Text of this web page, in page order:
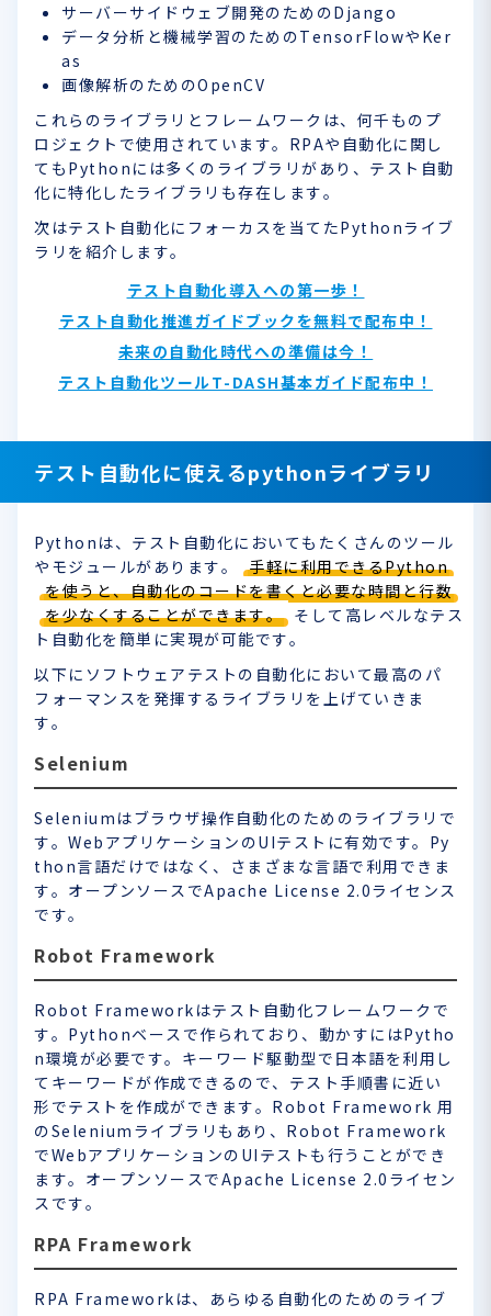
サーバーサイドウェブ開発のためのDjango
データ分析と機械学習のためのTensorFlowやKer
as
画像解析のためのOpenCV
これらのライブラリとフレームワークは、何千ものプ
ロジェクトで使用されています。RPAや自動化に関し
てもPythonには多くのライブラリがあり、テスト自動
化に特化したライブラリも存在します。
次はテスト自動化にフォーカスを当てたPythonライブ
ラリを紹介します。
テスト自動化導入への第一歩！
テスト自動化推進ガイドブックを無料で配布中！
未来の自動化時代への準備は今！
テスト自動化ツールT-DASH基本ガイド配布中！
テスト自動化に使えるpythonライブラリ
Pythonは、テスト自動化においてもたくさんのツール
やモジュールがあります。
手軽に利用できるPython
を使うと、自動化のコードを書くと必要な時間と行数
を少なくすることができます。 そして高レベルなテス
ト自動化を簡単に実現が可能です。
以下にソフトウェアテストの自動化において最高のパ
フォーマンスを発揮するライブラリを上げていきま
す。
Selenium
Seleniumはブラウザ操作自動化のためのライブラリで
す。WebアプリケーションのUIテストに有効です。Py
thon言語だけではなく、さまざまな言語で利用できま
す。オープンソースでApache License 2.0ライセンス
です。
Robot Framework
Robot Frameworkはテスト自動化フレームワークで
す。Pythonベースで作られており、動かすにはPytho
n環境が必要です。キーワード駆動型で日本語を利用し
てキーワードが作成できるので、テスト手順書に近い
形でテストを作成ができます。Robot Framework 用
のSeleniumライブラリもあり、Robot Framework
でWebアプリケーションのUIテストも行うことができ
ます。オープンソースでApache License 2.0ライセン
スです。
RPA Framework
RPA Frameworkは、あらゆる自動化のためのライブ